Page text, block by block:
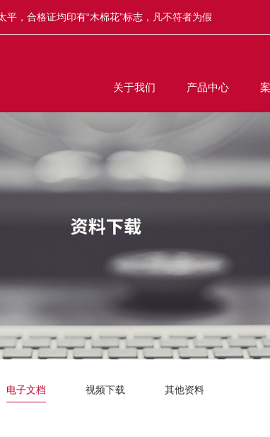
，合格证均印有“木棉花”标志，凡不符者为假
关于我们 产品中心
电子文档 视频下载 其他资料